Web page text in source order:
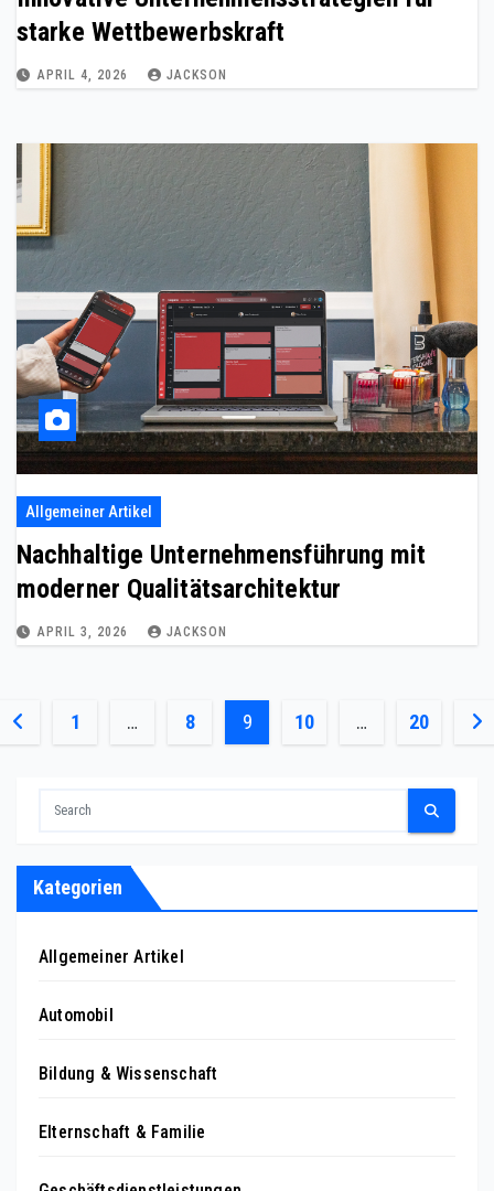
starke Wettbewerbskraft
APRIL 4, 2026 JACKSON
Allgemeiner Artikel
Nachhaltige Unternehmensführung mit
moderner Qualitätsarchitektur
APRIL 3, 2026 JACKSON
1 … 8 9 10 … 20
Kategorien
Allgemeiner Artikel
Automobil
Bildung & Wissenschaft
Elternschaft & Familie